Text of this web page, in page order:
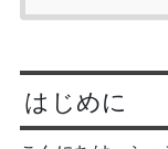
はじめに